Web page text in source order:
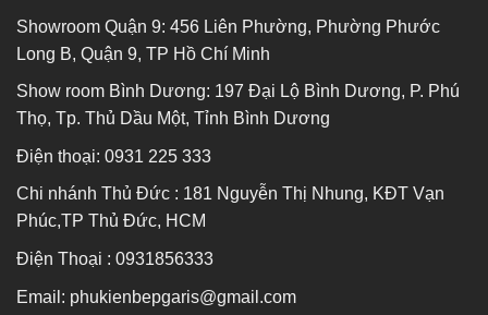
Showroom Quận 9: 456 Liên Phường, Phường Phước
Long B, Quận 9, TP Hồ Chí Minh
Show room Bình Dương: 197 Đại Lộ Bình Dương, P. Phú
Thọ, Tp. Thủ Dầu Một, Tỉnh Bình Dương
Điện thoại: 0931 225 333
Chi nhánh Thủ Đức : 181 Nguyễn Thị Nhung, KĐT Vạn
Phúc,TP Thủ Đức, HCM
Điện Thoại : 0931856333
Email: phukienbepgaris@gmail.com